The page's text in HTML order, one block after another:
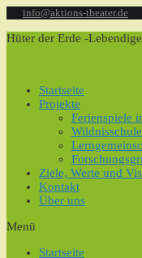
Zum
springen
info@aktions-theater.de
Hüter der Erde -
Startseite
Projekte
Ferienspiele
Wildnisschule
Ziele, Werte und
Kontakt
Über uns
Menü
Startseite